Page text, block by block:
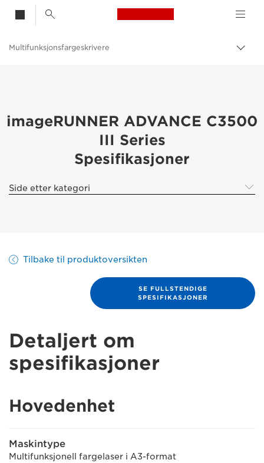
Canon Logo, back
Produkter og løsninger
Skrivere og faksmaskiner til bedrifter
Multifunksjonsskrivere – Kompakte skrivere
Multifunksjonsfargeskrivere
imageRUNNER ADVANCE C3500
III Series
Spesifikasjoner
Side etter kategori
Tilbake til produktoversikten
SE FULLSTENDIGE
SPESIFIKASJONER
Detaljert om
spesifikasjoner
Hovedenhet
Maskintype
Multifunksjonell fargelaser i A3-format